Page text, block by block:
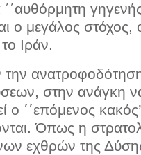
γηγενής
ο μεγάλος στόχος,
Ιράν.
την
στην ανάγκη
ο ΄΄επόμενος
Όπως η
εχθρών της